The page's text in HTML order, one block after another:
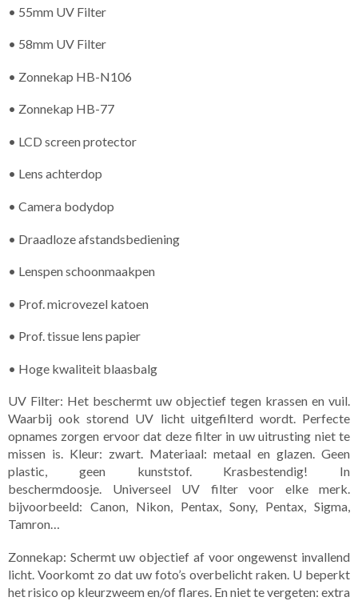
• 55mm UV Filter
• 58mm UV Filter
• Zonnekap HB-N106
• Zonnekap HB-77
• LCD screen protector
• Lens achterdop
• Camera bodydop
• Draadloze afstandsbediening
• Lenspen schoonmaakpen
• Prof. microvezel katoen
• Prof. tissue lens papier
• Hoge kwaliteit blaasbalg
UV Filter: Het beschermt uw objectief tegen krassen en vuil.
Waarbij ook storend UV licht uitgefilterd wordt. Perfecte
opnames zorgen ervoor dat deze filter in uw uitrusting niet te
missen is. Kleur: zwart. Materiaal: metaal en glazen. Geen
plastic, geen kunststof. Krasbestendig! In
beschermdoosje. Universeel UV filter voor elke merk.
bijvoorbeeld: Canon, Nikon, Pentax, Sony, Pentax, Sigma,
Tamron…
Zonnekap: Schermt uw objectief af voor ongewenst invallend
licht. Voorkomt zo dat uw foto’s overbelicht raken. U beperkt
het risico op kleurzweem en/of flares. En niet te vergeten: extra